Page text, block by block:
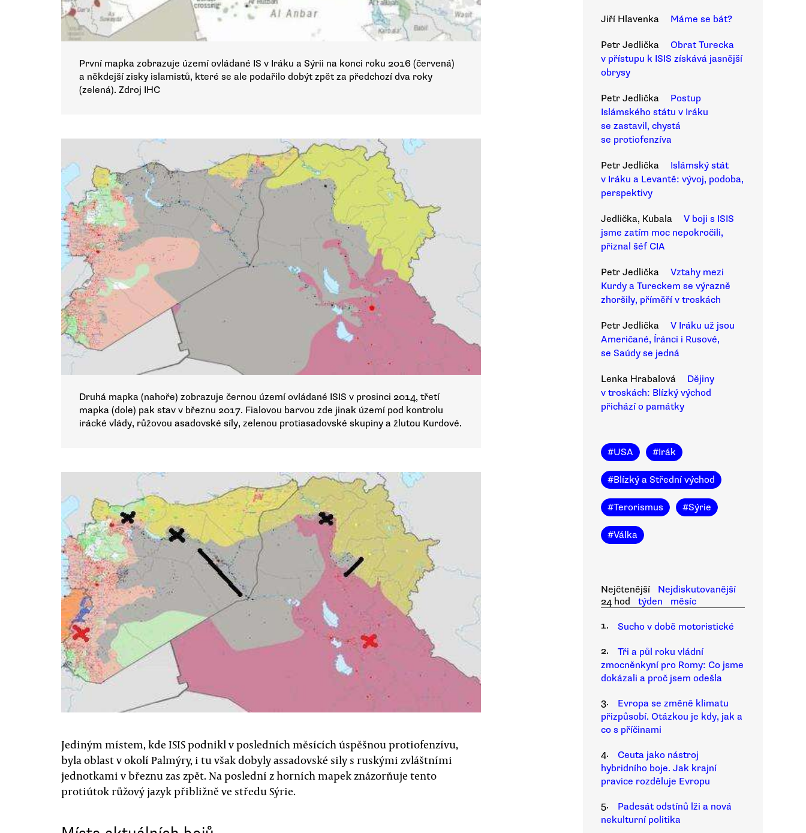
První mapka zobrazuje území ovládané IS v Iráku a Sýrii na konci roku 2016 (červená)
a někdejší zisky islamistů, které se ale podařilo dobýt zpět za předchozí dva roky
(zelená). Zdroj IHC
Druhá mapka (nahoře) zobrazuje černou území ovládané ISIS v prosinci 2014, třetí
mapka (dole) pak stav v březnu 2017. Fialovou barvou zde jinak území pod kontrolu
irácké vlády, růžovou asadovské síly, zelenou protiasadovské skupiny a žlutou Kurdové.
Jediným místem, kde ISIS podnikl v posledních měsících úspěšnou protiofenzívu,
byla oblast v okolí Palmýry, i tu však dobyly assadovské sily s ruskými zvláštními
jednotkami v březnu zas zpět. Na poslední z horních mapek znázorňuje tento
protiútok růžový jazyk přibližně ve středu Sýrie.
Jiří Hlavenka Máme se bát?
Petr Jedlička
Obrat Turecka
v přístupu k ISIS získává jasnější
obrysy
Petr Jedlička
Postup
Islámského státu v Iráku
se zastavil, chystá
se protiofenzíva
Petr Jedlička
Islámský stát
v Iráku a Levantě: vývoj, podoba,
perspektivy
Jedlička, Kubala
V boji s ISIS
jsme zatím moc nepokročili,
přiznal šéf CIA
Petr Jedlička
Vztahy mezi
Kurdy a Tureckem se výrazně
zhoršily, příměří v troskách
Petr Jedlička
V Iráku už jsou
Američané, Íránci i Rusové,
se Saúdy se jedná
Lenka Hrabalová
Dějiny
v troskách: Blízký východ
přichází o památky
#USA #Irák
#Blízký a Střední východ
#Terorismus #Sýrie
#Válka
Nejčtenější
Nejdiskutovanější
24 hod
týden
měsíc
1.
Sucho v době motoristické
2.
Tři a půl roku vládní
zmocněnkyní pro Romy: Co jsme
dokázali a proč jsem odešla
3.
Evropa se změně klimatu
přizpůsobí. Otázkou je kdy, jak a
co s příčinami
4.
Ceuta jako nástroj
hybridního boje. Jak krajní
pravice rozděluje Evropu
5.
Padesát odstínů lži a nová
nekulturní politika